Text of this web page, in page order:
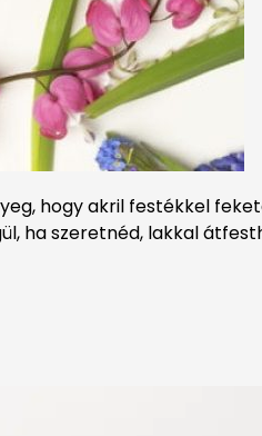
hogy akril festékkel
ha szeretnéd, lakkal